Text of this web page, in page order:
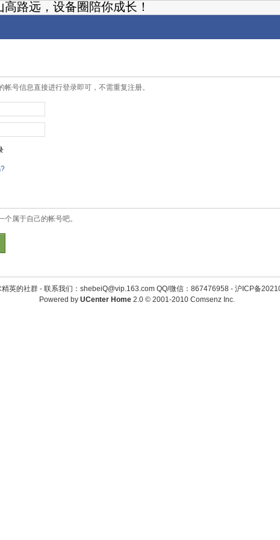
路远，设备圈陪你成长！
号信息直接进行登录即可，不需重复注册。
属于自己的帐号吧。
英的社群 - 联系我们：shebeiQ@vip.163.com QQ/微信：867476958- 沪ICP备
Powered by UCenter Home 2.0© 2001-2010 Comsenz Inc.